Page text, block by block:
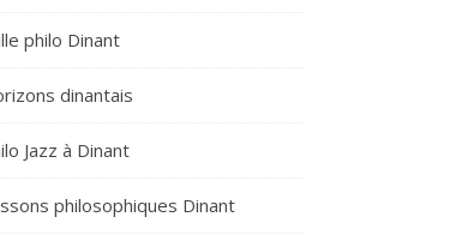
philo Dinant
dinantais
Jazz à Dinant
philosophiques Dinant